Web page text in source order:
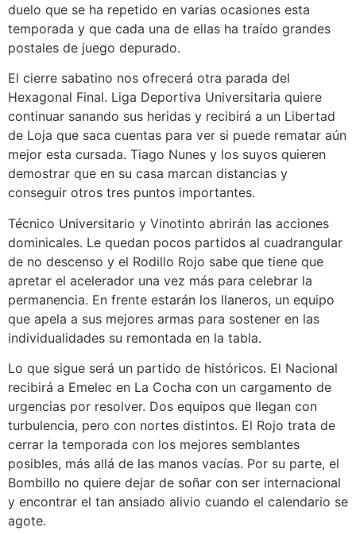
duelo que se ha repetido en varias ocasiones esta
temporada y que cada una de ellas ha traído grandes
postales de juego depurado.
El cierre sabatino nos ofrecerá otra parada del
Hexagonal Final. Liga Deportiva Universitaria quiere
continuar sanando sus heridas y recibirá a un Libertad
de Loja que saca cuentas para ver si puede rematar aún
mejor esta cursada. Tiago Nunes y los suyos quieren
demostrar que en su casa marcan distancias y
conseguir otros tres puntos importantes.
Técnico Universitario y Vinotinto abrirán las acciones
dominicales. Le quedan pocos partidos al cuadrangular
de no descenso y el Rodillo Rojo sabe que tiene que
apretar el acelerador una vez más para celebrar la
permanencia. En frente estarán los llaneros, un equipo
que apela a sus mejores armas para sostener en las
individualidades su remontada en la tabla.
Lo que sigue será un partido de históricos. El Nacional
recibirá a Emelec en La Cocha con un cargamento de
urgencias por resolver. Dos equipos que llegan con
turbulencia, pero con nortes distintos. El Rojo trata de
cerrar la temporada con los mejores semblantes
posibles, más allá de las manos vacías. Por su parte, el
Bombillo no quiere dejar de soñar con ser internacional
y encontrar el tan ansiado alivio cuando el calendario se
agote.